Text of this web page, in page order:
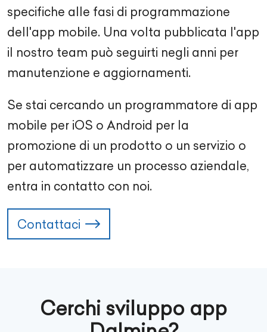
specifiche alle fasi di programmazione
dell'app mobile. Una volta pubblicata l'app
il nostro team può seguirti negli anni per
manutenzione e aggiornamenti.
Se stai cercando un programmatore di app
mobile per iOS o Android per la
promozione di un prodotto o un servizio o
per automatizzare un processo aziendale,
entra in contatto con noi.
Contattaci
Cerchi sviluppo app